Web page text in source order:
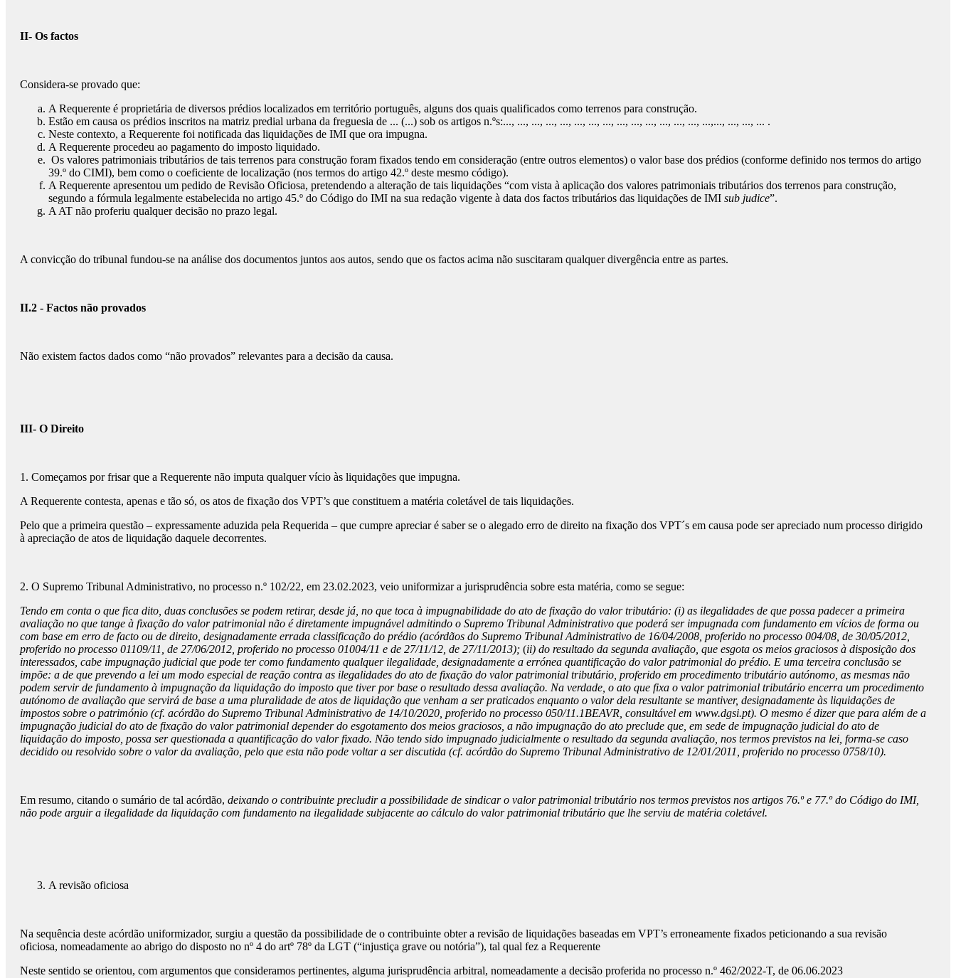
II- Os factos
Considera-se provado que:
A Requerente é proprietária de diversos prédios localizados em território português, alguns dos quais qualificados como terrenos para construção.
Estão em causa os prédios inscritos na matriz predial urbana da freguesia de ... (...) sob os artigos n.ºs:..., ..., ..., ..., ..., ..., ..., ..., ..., ..., ..., ..., ..., ..., ...,..., ..., ..., ... .
Neste contexto, a Requerente foi notificada das liquidações de IMI que ora impugna.
A Requerente procedeu ao pagamento do imposto liquidado.
Os valores patrimoniais tributários de tais terrenos para construção foram fixados tendo em consideração (entre outros elementos) o valor base dos prédios (conforme definido nos termos do artigo
39.º do CIMI), bem como o coeficiente de localização (nos termos do artigo 42.º deste mesmo código).
A Requerente apresentou um pedido de Revisão Oficiosa, pretendendo a alteração de tais liquidações “com vista à aplicação dos valores patrimoniais tributários dos terrenos para construção,
segundo a fórmula legalmente estabelecida no artigo 45.º do Código do IMI na sua redação vigente à data dos factos tributários das liquidações de IMI sub judice”.
A AT não proferiu qualquer decisão no prazo legal.
A convicção do tribunal fundou-se na análise dos documentos juntos aos autos, sendo que os factos acima não suscitaram qualquer divergência entre as partes.
II.2 - Factos não provados
Não existem factos dados como “não provados” relevantes para a decisão da causa.
III- O Direito
1. Começamos por frisar que a Requerente não imputa qualquer vício às liquidações que impugna.
A Requerente contesta, apenas e tão só, os atos de fixação dos VPT’s que constituem a matéria coletável de tais liquidações.
Pelo que a primeira questão – expressamente aduzida pela Requerida – que cumpre apreciar é saber se o alegado erro de direito na fixação dos VPT´s em causa pode ser apreciado num processo dirigido
à apreciação de atos de liquidação daquele decorrentes.
2. O Supremo Tribunal Administrativo, no processo n.º 102/22, em 23.02.2023, veio uniformizar a jurisprudência sobre esta matéria, como se segue:
Tendo em conta o que fica dito, duas conclusões se podem retirar, desde já, no que toca à impugnabilidade do ato de fixação do valor tributário: (i) as ilegalidades de que possa padecer a primeira
avaliação no que tange à fixação do valor patrimonial não é diretamente impugnável admitindo o Supremo Tribunal Administrativo que poderá ser impugnada com fundamento em vícios de forma ou
com base em erro de facto ou de direito, designadamente errada classificação do prédio (acórdãos do Supremo Tribunal Administrativo de 16/04/2008, proferido no processo 004/08, de 30/05/2012,
proferido no processo 01109/11, de 27/06/2012, proferido no processo 01004/11 e de 27/11/12, de 27/11/2013); (ii) do resultado da segunda avaliação, que esgota os meios graciosos à disposição dos
interessados, cabe impugnação judicial que pode ter como fundamento qualquer ilegalidade, designadamente a errónea quantificação do valor patrimonial do prédio. E uma terceira conclusão se
impõe: a de que prevendo a lei um modo especial de reação contra as ilegalidades do ato de fixação do valor patrimonial tributário, proferido em procedimento tributário autónomo, as mesmas não
podem servir de fundamento à impugnação da liquidação do imposto que tiver por base o resultado dessa avaliação. Na verdade, o ato que fixa o valor patrimonial tributário encerra um procedimento
autónomo de avaliação que servirá de base a uma pluralidade de atos de liquidação que venham a ser praticados enquanto o valor dela resultante se mantiver, designadamente às liquidações de
impostos sobre o património (cf. acórdão do Supremo Tribunal Administrativo de 14/10/2020, proferido no processo 050/11.1BEAVR, consultável em www.dgsi.pt). O mesmo é dizer que para além de a
impugnação judicial do ato de fixação do valor patrimonial depender do esgotamento dos meios graciosos, a não impugnação do ato preclude que, em sede de impugnação judicial do ato de
liquidação do imposto, possa ser questionada a quantificação do valor fixado. Não tendo sido impugnado judicialmente o resultado da segunda avaliação, nos termos previstos na lei, forma-se caso
decidido ou resolvido sobre o valor da avaliação, pelo que esta não pode voltar a ser discutida (cf. acórdão do Supremo Tribunal Administrativo de 12/01/2011, proferido no processo 0758/10).
Em resumo, citando o sumário de tal acórdão, deixando o contribuinte precludir a possibilidade de sindicar o valor patrimonial tributário nos termos previstos nos artigos 76.º e 77.º do Código do IMI,
não pode arguir a ilegalidade da liquidação com fundamento na ilegalidade subjacente ao cálculo do valor patrimonial tributário que lhe serviu de matéria coletável.
A revisão oficiosa
Na sequência deste acórdão uniformizador, surgiu a questão da possibilidade de o contribuinte obter a revisão de liquidações baseadas em VPT’s erroneamente fixados peticionando a sua revisão
oficiosa, nomeadamente ao abrigo do disposto no nº 4 do artº 78º da LGT (“injustiça grave ou notória”), tal qual fez a Requerente
Neste sentido se orientou, com argumentos que consideramos pertinentes, alguma jurisprudência arbitral, nomeadamente a decisão proferida no processo n.º 462/2022-T, de 06.06.2023